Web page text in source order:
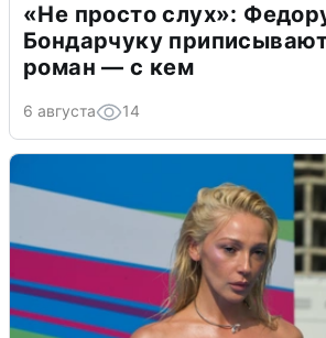
«Не просто слух»:
Бондарчуку
роман — с кем
6 августа 14